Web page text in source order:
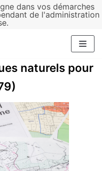
dans vos démarches
de l'administration
naturels pour